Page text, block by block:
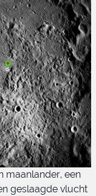
maanlander, een
geslaagde vlucht